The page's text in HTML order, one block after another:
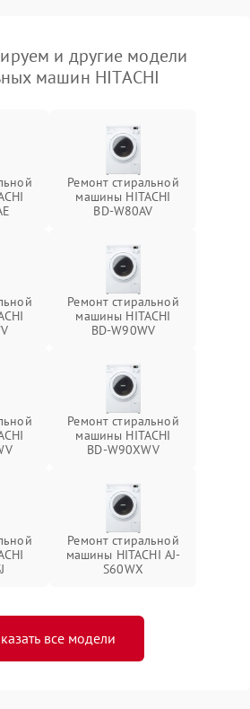
и другие модели
машин HITACHI
Ремонт стиральной
машины HITACHI
BD-W80AV
Ремонт стиральной
машины HITACHI
BD-W90WV
Ремонт стиральной
машины HITACHI
BD-W90XWV
Ремонт стиральной
машины HITACHI AJ-
S60WX
все модели